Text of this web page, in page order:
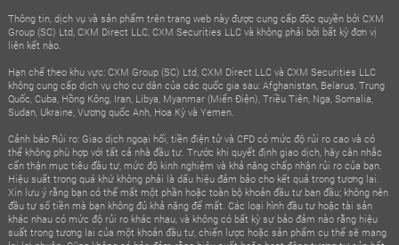
Thông tin, dịch vụ và sản phẩm trên trang web này được cung cấp độc quyền bởi CXM
Group (SC) Ltd, CXM Direct LLC, CXM Securities LLC và không phải bởi bất kỳ đơn vị
liên kết nào.
Hạn chế theo khu vực: CXM Group (SC) Ltd, CXM Direct LLC và CXM Securities LLC
không cung cấp dịch vụ cho cư dân của các quốc gia sau: Afghanistan, Belarus, Trung
Quốc, Cuba, Hồng Kông, Iran, Libya, Myanmar (Miến Điện), Triều Tiên, Nga, Somalia,
Sudan, Ukraine, Vương quốc Anh, Hoa Kỳ và Yemen.
Cảnh báo Rủi ro: Giao dịch ngoại hối, tiền điện tử và CFD có mức độ rủi ro cao và có
thể không phù hợp với tất cả nhà đầu tư. Trước khi quyết định giao dịch, hãy cân nhắc
cẩn thận mục tiêu đầu tư, mức độ kinh nghiệm và khả năng chấp nhận rủi ro của bạn.
Hiệu suất trong quá khứ không phải là dấu hiệu đảm bảo cho kết quả trong tương lai.
Xin lưu ý rằng bạn có thể mất một phần hoặc toàn bộ khoản đầu tư ban đầu; không nên
đầu tư số tiền mà bạn không đủ khả năng để mất. Các loại hình đầu tư hoặc tài sản
khác nhau có mức độ rủi ro khác nhau, và không có bất kỳ sự bảo đảm nào rằng hiệu
suất trong tương lai của một khoản đầu tư, chiến lược hoặc sản phẩm cụ thể sẽ mang